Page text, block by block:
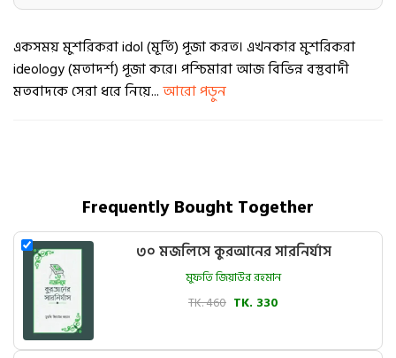
একসময় মুশরিকরা idol (মূর্তি) পূজা করত। এখনকার মুশরিকরা
ideology (মতাদর্শ) পূজা করে। পশ্চিমারা আজ বিভিন্ন বস্তুবাদী
মতবাদকে সেরা ধরে নিয়ে...আরো পড়ুন
Frequently Bought Together
৩০ মজলিসে কুরআনের সারনির্যাস
মুফতি জিয়াউর রহমান
TK. 460 TK. 330